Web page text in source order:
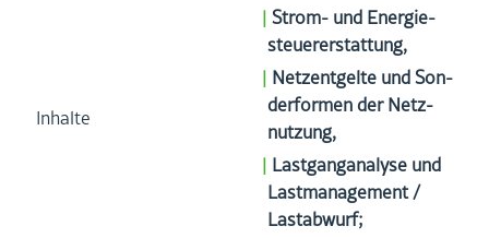
In­hal­te
Strom- und En­er­gie­
steu­e­r­er­stat­tung,
Netz­ent­gel­te und Son­
der­for­men der Netz­
nut­zung,
Last­gangana­ly­se und
Last­ma­nage­ment /
Las­t­ab­wurf;